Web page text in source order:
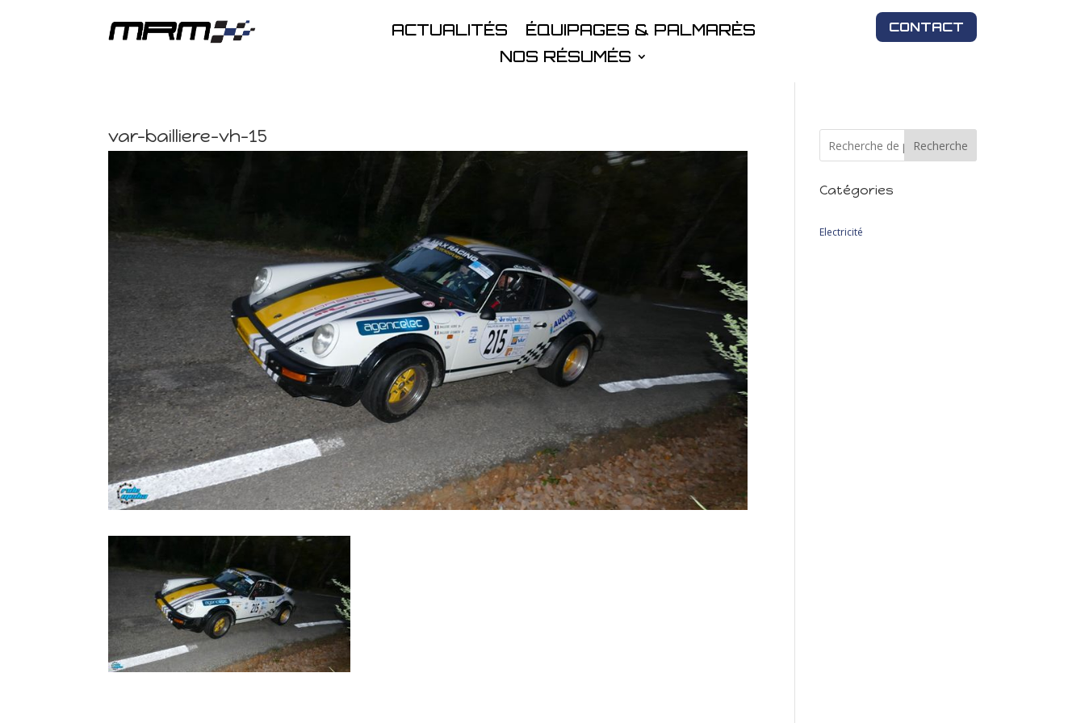
ACTUALITÉS
ÉQUIPAGES & PALMARÈS
NOS RÉSUMÉS
CONTACT
var-bailliere-vh-15 Recherche
Catégories
Electricité